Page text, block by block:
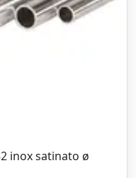
inox satinato ø